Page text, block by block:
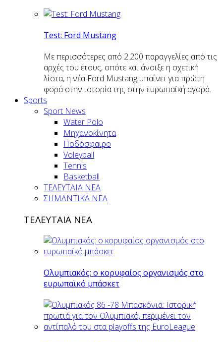
Test: Ford Mustang
Με περισσότερες από 2.200 παραγγελίες από τις
αρχές του έτους, οπότε και άνοιξε η σχετική
λίστα, η νέα Ford Mustang μπαίνει για πρώτη
φορά στην ιστορία της στην ευρωπαϊκή αγορά.
Sports
Sport News
Water Polo
Μηχανοκίνητα
Ποδόσφαιρο
Voleyball
Tennis
Basketball
ΤΕΛΕΥΤΑΙΑ ΝΕΑ
ΣΗΜΑΝΤΙΚΑ ΝΕΑ
ΤΕΛΕΥΤΑΙΑ ΝΕΑ
Ολυμπιακός: ο κορυφαίος οργανισμός στο
ευρωπαϊκό μπάσκετ